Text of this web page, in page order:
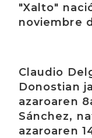
"Xalto"
noviembre
Claudio
Donostian
azaroaren
Sánchez,
azaroaren